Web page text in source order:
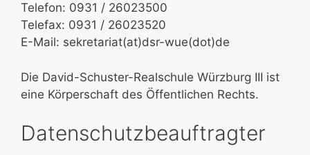
Telefon: 0931 / 26023500
Telefax: 0931 / 26023520
E-Mail: sekretariat(at)dsr-wue(dot)de
Die David-Schuster-Realschule Würzburg III ist
eine Körperschaft des Öffentlichen Rechts.
Datenschutzbeauftragter